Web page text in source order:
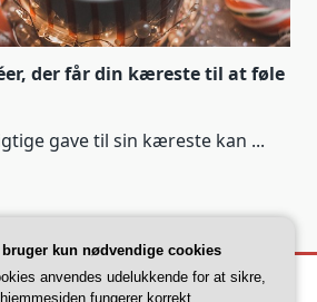
der får din kæreste til at føle
gave til sin kæreste kan ...
kun nødvendige cookies
anvendes udelukkende for at sikre,
fungerer korrekt.